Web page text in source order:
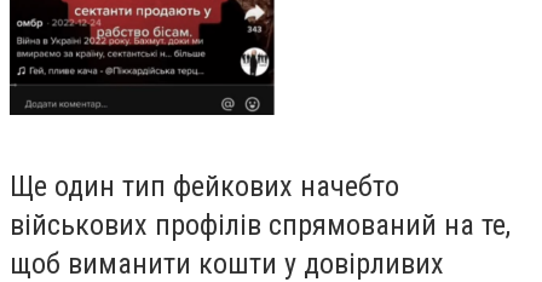
Ще один тип фейкових начебто
військових профілів спрямований на те,
щоб виманити кошти у довірливих